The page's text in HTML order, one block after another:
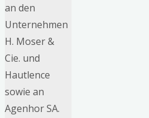
an den
Unternehmen
H. Moser &
Cie. und
Hautlence
sowie an
Agenhor SA.